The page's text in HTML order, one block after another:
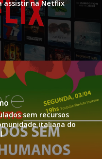
assistir na Netflix
sem recursos
italiana do